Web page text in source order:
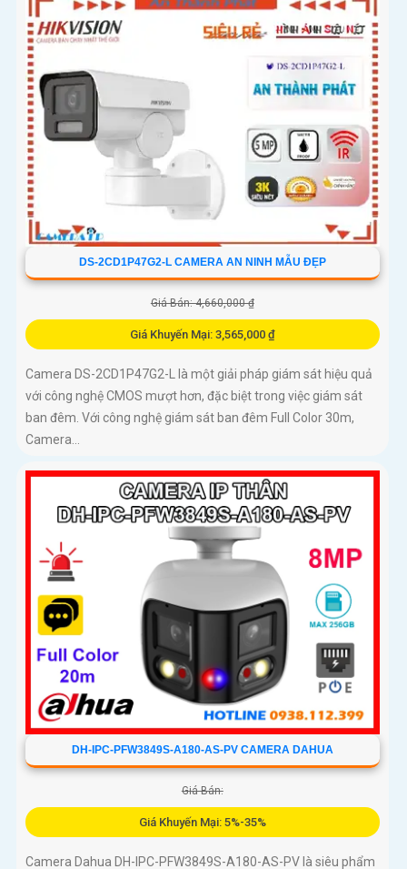
DS-2CD1P47G2-L CAMERA AN NINH MẪU ĐẸP
Giá Bán: 4,660,000 ₫
Giá Khuyến Mại: 3,565,000 ₫
Camera DS-2CD1P47G2-L là một giải pháp giám sát hiệu quả
với công nghệ CMOS mượt hơn, đặc biệt trong việc giám sát
ban đêm. Với công nghệ giám sát ban đêm Full Color 30m,
Camera...
DH-IPC-PFW3849S-A180-AS-PV CAMERA DAHUA
Giá Bán:
Giá Khuyến Mại: 5%-35%
Camera Dahua DH-IPC-PFW3849S-A180-AS-PV là siêu phẩm